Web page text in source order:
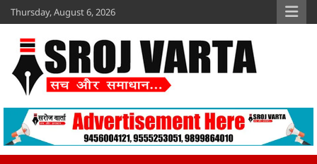
Skip
to
content
Thursday, August 6, 2026
Sroj Varta
www.srojvarta.in